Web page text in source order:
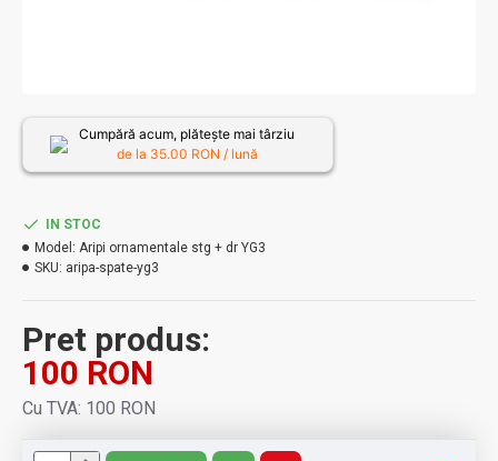
Pret produs:
100 RON
Cu TVA: 100 RON
IN STOC
Model: Aripi ornamentale stg + dr YG3
SKU: aripa-spate-yg3
Cumpără acum, plătește mai târziu
de la 35.00 RON / lună